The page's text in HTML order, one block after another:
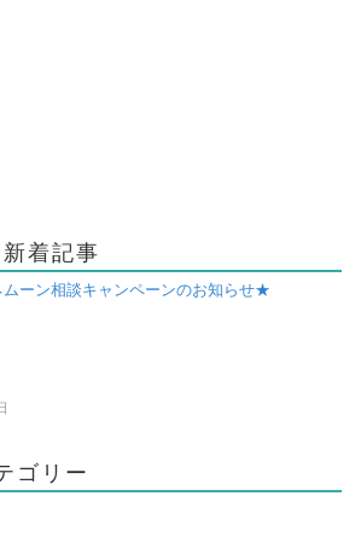
着記事
ーン相談キャンペーンのお知らせ★
ゴリー